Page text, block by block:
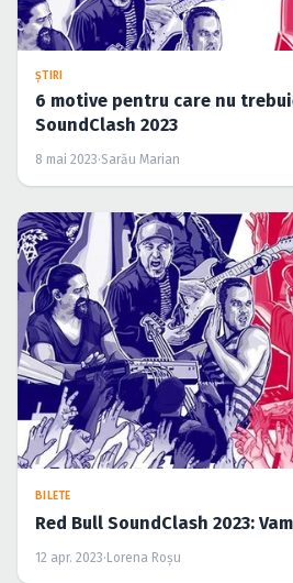
ŞTIRI
6 motive pentru care nu
SoundClash 2023
8 mai 2023·Sarău Marian
BILETE
Red Bull SoundClash 2023:
12 apr. 2023· Lorena Roșu